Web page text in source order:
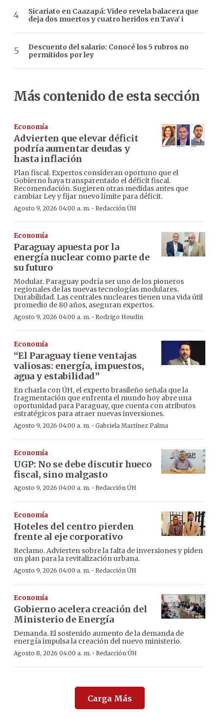
Sicariato en Caazapá: Video revela balacera que
deja dos muertos y cuatro heridos en Tava’ i
Descuento del salario: Conocé los 5 rubros no
permitidos por ley
Más contenido de esta sección
Economía
Advierten que elevar déficit
podría aumentar deudas y
hasta inflación
Plan fiscal. Expertos consideran oportuno que el
Gobierno haya transparentado el déficit fiscal.
Recomendación. Sugieren otras medidas antes que
cambiar Ley y fijar nuevo límite para déficit.
Agosto 9, 2026 04:00 a. m. · Redacción ÚH
Economía
Paraguay apuesta por la
energía nuclear como parte de
su futuro
Modular. Paraguay podría ser uno de los pioneros
regionales de las nuevas tecnologías modulares.
Durabilidad. Las centrales nucleares tienen una vida útil
promedio de 80 años, aseguran expertos.
Agosto 9, 2026 04:00 a. m. · Rodrigo Houdin
Economía
“El Paraguay tiene ventajas
valiosas: energía, impuestos,
agua y estabilidad”
En charla con ÚH, el experto brasileño señala que la
fragmentación que enfrenta el mundo hoy abre una
oportunidad para Paraguay, que cuenta con atributos
estratégicos para atraer nuevas inversiones.
Agosto 9, 2026 04:00 a. m. · Gabriela Martínez Palma
Economía
UGP: No se debe discutir hueco
fiscal, sino malgasto
Agosto 9, 2026 04:00 a. m. · Redacción ÚH
Economía
Hoteles del centro pierden
frente al eje corporativo
Reclamo. Advierten sobre la falta de inversiones y piden
un plan para la revitalización urbana.
Agosto 9, 2026 04:00 a. m. · Redacción ÚH
Economía
Gobierno acelera creación del
Ministerio de Energía
Demanda. El sostenido aumento de la demanda de
energía impulsa la creación del nuevo ministerio.
Agosto 8, 2026 04:00 a. m. · Redacción ÚH
Carga Más